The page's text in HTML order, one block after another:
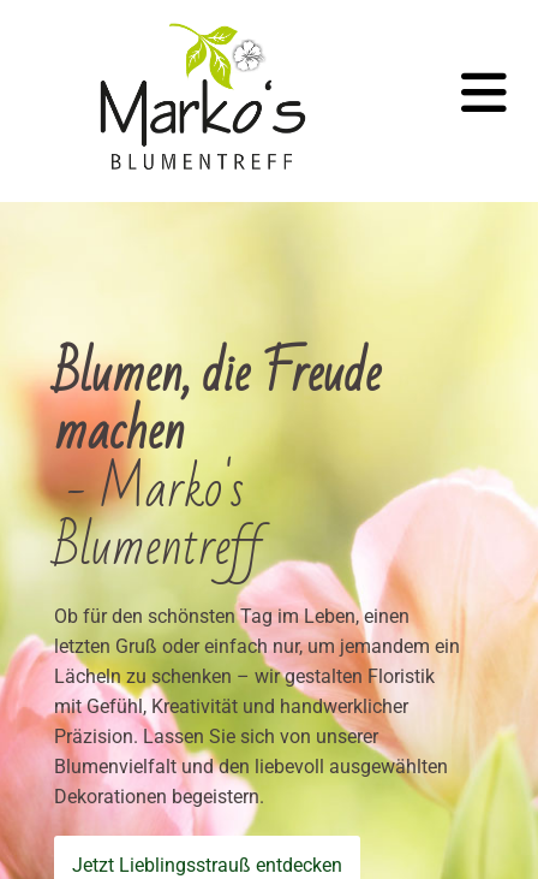
Blumen, die Freude
machen
- Marko's
Blumentreff
Ob für den schönsten Tag im Leben, einen
letzten Gruß oder einfach nur, um jemandem ein
Lächeln zu schenken – wir gestalten Floristik
mit Gefühl, Kreativität und handwerklicher
Präzision. Lassen Sie sich von unserer
Blumenvielfalt und den liebevoll ausgewählten
Dekorationen begeistern.
Jetzt Lieblingsstrauß entdecken